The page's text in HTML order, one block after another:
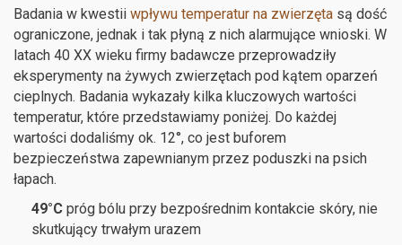
Badania w kwestii wpływu temperatur na zwierzęta są dość
ograniczone, jednak i tak płyną z nich alarmujące wnioski. W
latach 40 XX wieku firmy badawcze przeprowadziły
eksperymenty na żywych zwierzętach pod kątem oparzeń
cieplnych. Badania wykazały kilka kluczowych wartości
temperatur, które przedstawiamy poniżej. Do każdej
wartości dodaliśmy ok. 12°, co jest buforem
bezpieczeństwa zapewnianym przez poduszki na psich
łapach.
49°C próg bólu przy bezpośrednim kontakcie skóry, nie
skutkujący trwałym urazem